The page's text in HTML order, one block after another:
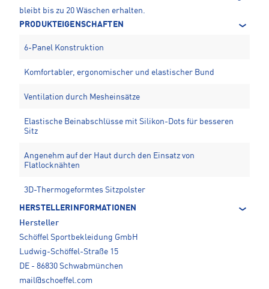
bleibt bis zu 20 Wäschen erhalten.
PRODUKTEIGENSCHAFTEN
6-Panel Konstruktion
Komfortabler, ergonomischer und elastischer Bund
Ventilation durch Mesheinsätze
Elastische Beinabschlüsse mit Silikon-Dots für besseren
Sitz
Angenehm auf der Haut durch den Einsatz von
Flatlocknähten
3D-Thermogeformtes Sitzpolster
HERSTELLERINFORMATIONEN
Hersteller
Schöffel Sportbekleidung GmbH
Ludwig-Schöffel-Straße 15
DE - 86830 Schwabmünchen
mail@schoeffel.com